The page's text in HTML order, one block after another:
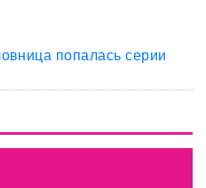
попалась серии